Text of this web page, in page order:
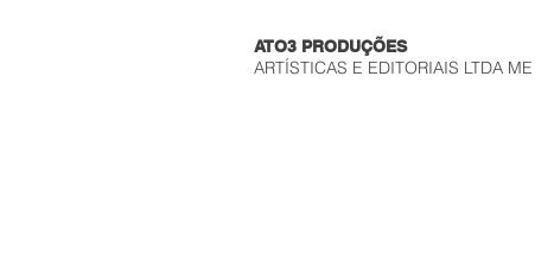
ATO3 PRODUÇÕES
ARTÍSTICAS E EDITORIAIS LTDA ME